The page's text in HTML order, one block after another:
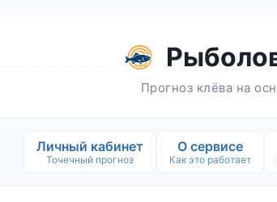
Прогноз клёва на
Личный кабинет
Точечный прогноз
О сервисе
Как это работает